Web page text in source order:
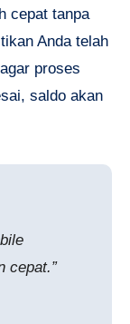
cepat tanpa
Anda telah
proses
saldo akan
cepat.”